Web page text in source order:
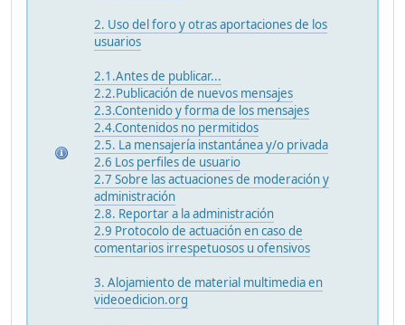
2. Uso del foro y otras aportaciones de los
usuarios
2.1.Antes de publicar...
2.2.Publicación de nuevos mensajes
2.3.Contenido y forma de los mensajes
2.4.Contenidos no permitidos
2.5. La mensajería instantánea y/o privada
2.6 Los perfiles de usuario
2.7 Sobre las actuaciones de moderación y
administración
2.8. Reportar a la administración
2.9 Protocolo de actuación en caso de
comentarios irrespetuosos u ofensivos
3. Alojamiento de material multimedia en
videoedicion.org